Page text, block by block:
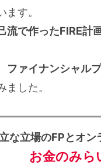
す。
流で作ったFIRE計
ファイナンシャル
ました。
な立場のFPとオン
お金のみら